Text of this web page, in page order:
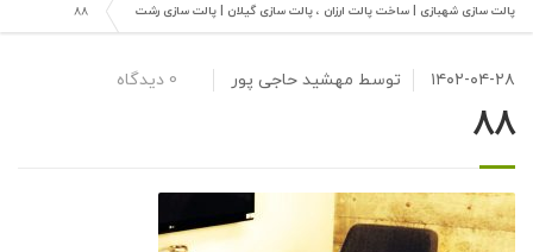
پالت سازی شهبازی | ساخت پالت ارزان ، پالت سازی گیلان | پالت سازی رشت ۸۸
۱۴۰۲-۰۴-۲۸ توسط مهشید حاجی پور 0 دیدگاه
۸۸